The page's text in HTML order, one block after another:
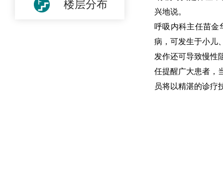
楼层分布
兴地说。
呼吸内科主任苗金
病，可发生于小儿
发作还可导致慢性
任提醒广大患者，
员将以精湛的诊疗